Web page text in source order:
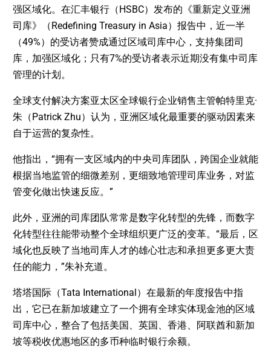
强区域化。在汇丰银行（HSBC）发布的《重新定义亚洲
司库》（Redefining Treasury in Asia）报告中，近一半
（49%）的受访者赞成通过区域司库中心，支持集团司
库，加强区域化；只有7%的受访者表示近期没有集中司库
管理的计划。
全球支付解决方案亚太区全球银行企业销售主管帕特里克·
朱（Patrick Zhu）认为，亚洲区域化最重要的驱动因素来
自于运营的复杂性。
他指出，“拥有一支区域内的中央司库团队，跨国企业就能
根据当地监管的细微差别，更细致地管理司库业务，对监
管变化做出快速反应。”
此外，亚洲的司库团队常常是数字化转型的先锋，而数字
化转型往往能带动整个全球组织更广泛的变革。“最后，区
域化也反映了当地司库人才的雄心壮志和承担更多更大责
任的能力，”朱补充道。
塔塔国际（Tata International）在最新的年度报告中指
出，它已在新加坡建立了一个拥有全球实体现金池的区域
司库中心，整合了包括美国、英国、香港、阿联酋和新加
坡等税收优惠地区的多币种临时银行余额。